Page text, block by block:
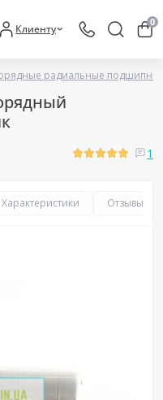
Клиенту 0
радиальные
1
Характеристики Отзывы